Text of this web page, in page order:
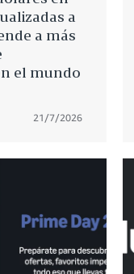
a
a más
el mundo
21/7/2026